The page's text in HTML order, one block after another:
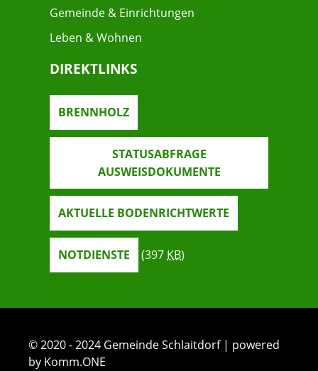
Gemeinde & Einrichtungen
Leben & Wohnen
DIREKTLINKS
BRENNHOLZ
STATUSABFRAGE
AUSWEISDOKUMENTE
AKTUELLE BODENRICHTWERTE
NOTDIENSTE (397 KB)
© 2020 - 2024 Gemeinde Schlaitdorf | powered
by Komm.ONE